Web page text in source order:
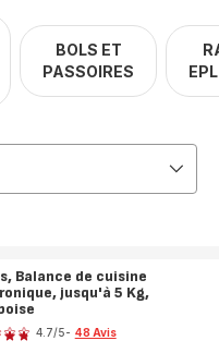
BOLS ET
PASSOIRES
Balance de cuisine
jusqu'à 5 Kg,
4.7/5- 48 Avis